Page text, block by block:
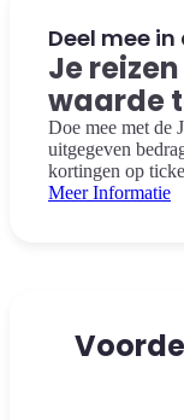
Deel mee
Je
waarde
Doe mee met de
uitgegeven
kortingen op
Meer Informatie